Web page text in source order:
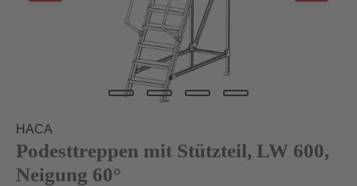
HACA
Podesttreppen mit Stützteil, LW 600,
Neigung 60°